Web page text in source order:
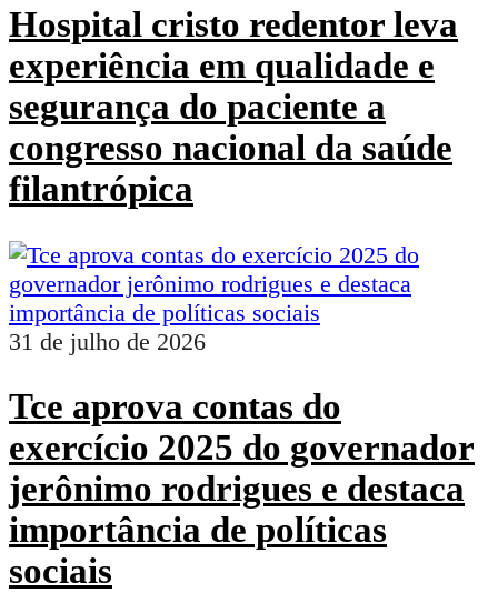
Hospital cristo redentor leva
experiência em qualidade e
segurança do paciente a
congresso nacional da saúde
filantrópica
31 de julho de 2026
Tce aprova contas do
exercício 2025 do governador
jerônimo rodrigues e destaca
importância de políticas
sociais